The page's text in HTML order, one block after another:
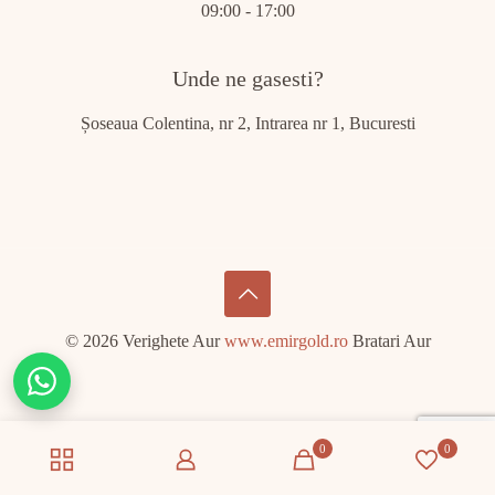
09:00 - 17:00
Unde ne gasesti?
Șoseaua Colentina, nr 2, Intrarea nr 1, Bucuresti
© 2026 Verighete Aurwww.emirgold.roBratari Aur
0 0
Chat
on
WhatsApp